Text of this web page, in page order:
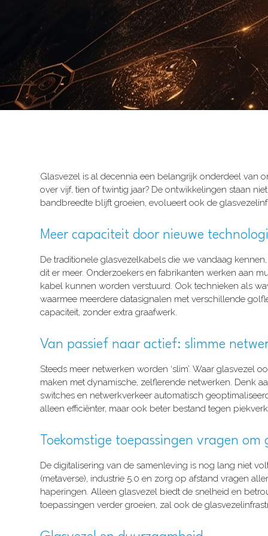
Glasvezel is al decennia een belangrijk onderdeel van
over vijf, tien of twintig jaar? De ontwikkelingen staan
bandbreedte blijft groeien, evolueert ook de
Meer capaciteit door nieuwe
De traditionele glasvezelkabels die we vandaag
dit er meer. Onderzoekers en fabrikanten werken aan
kabel kunnen worden verstuurd. Ook technieken als
waarmee meerdere datasignalen met verschillende
capaciteit, zonder extra graafwerk.
Van passief naar actief: slimme
Steeds meer netwerken worden ‘slim’. Waar glasvezel
maken met dynamische, zelflerende netwerken. Denk
switches en netwerkverkeer automatisch
alleen efficiënter, maar ook beter bestand tegen
Toekomstige toepassingen vragen om
De digitalisering van de samenleving is nog lang niet
(metaverse), industrie 5.0 en zorg op afstand vragen
haperingen. Alleen glasvezel biedt de snelheid en
toepassingen verder groeien, zal ook de